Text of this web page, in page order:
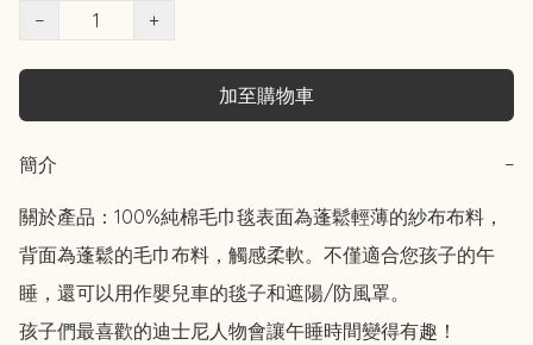
−
+
加至購物車
簡介 −
關於產品：100%純棉毛巾毯表面為蓬鬆輕薄的紗布布料，
背面為蓬鬆的毛巾布料，觸感柔軟。不僅適合您孩子的午
睡，還可以用作嬰兒車的毯子和遮陽/防風罩。
孩子們最喜歡的迪士尼人物會讓午睡時間變得有趣！